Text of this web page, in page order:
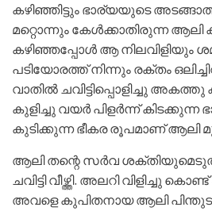
കഴിഞ്ഞിട്ടും ഭാര്യയുടെ
മറ്റൊന്നും കേള്‍ക്കാതിരുന്ന
കഴിഞ്ഞപ്പോള്‍ ആ നിലവിളിയും
പടിയോരത്ത് നിന്നും രക്തം
വാതില്‍ ചവിട്ടിപ്പൊളിച്ചു
കുളിച്ചു വയര്‍ പിളര്‍ന്ന്
കുടിക്കുന്ന ഭീകര രൂപമാണ് ആലി
ആലി തന്റെ സര്‍വ
ചവിട്ടി വീഴ്ത്തി. അലറി വിളിച്ചു
അവളെ കുപിതനായ ആലി